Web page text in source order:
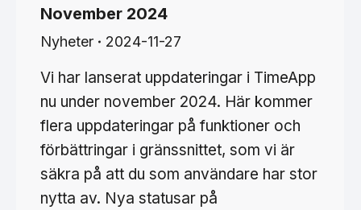
November 2024
Nyheter 2024-11-27
Vi har lanserat uppdateringar i TimeApp
nu under november 2024. Här kommer
flera uppdateringar på funktioner och
förbättringar i gränssnittet, som vi är
säkra på att du som användare har stor
nytta av. Nya statusar på